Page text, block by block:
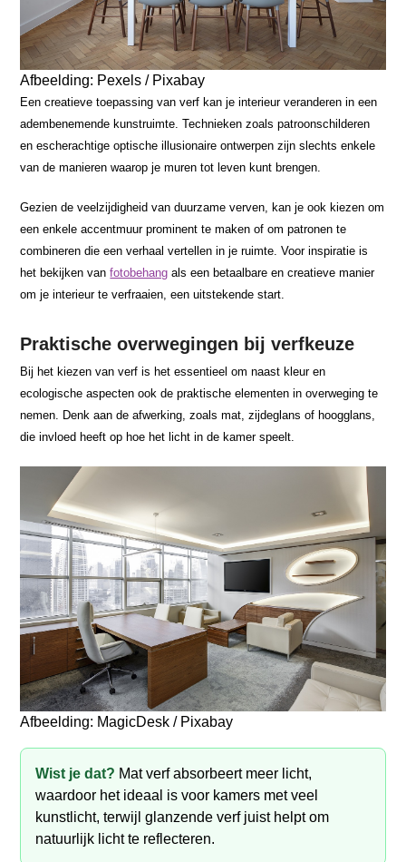
Afbeelding: Pexels / Pixabay
Een creatieve toepassing van verf kan je interieur veranderen in een
adembenemende kunstruimte. Technieken zoals patroonschilderen
en escherachtige optische illusionaire ontwerpen zijn slechts enkele
van de manieren waarop je muren tot leven kunt brengen.
Gezien de veelzijdigheid van duurzame verven, kan je ook kiezen om
een enkele accentmuur prominent te maken of om patronen te
combineren die een verhaal vertellen in je ruimte. Voor inspiratie is
het bekijken vanfotobehang als een betaalbare en creatieve manier
om je interieur te verfraaien, een uitstekende start.
Praktische overwegingen bij verfkeuze
Bij het kiezen van verf is het essentieel om naast kleur en
ecologische aspecten ook de praktische elementen in overweging te
nemen. Denk aan de afwerking, zoals mat, zijdeglans of hoogglans,
die invloed heeft op hoe het licht in de kamer speelt.
Afbeelding: MagicDesk / Pixabay
Wist je dat? Mat verf absorbeert meer licht,
waardoor het ideaal is voor kamers met veel
kunstlicht, terwijl glanzende verf juist helpt om
natuurlijk licht te reflecteren.